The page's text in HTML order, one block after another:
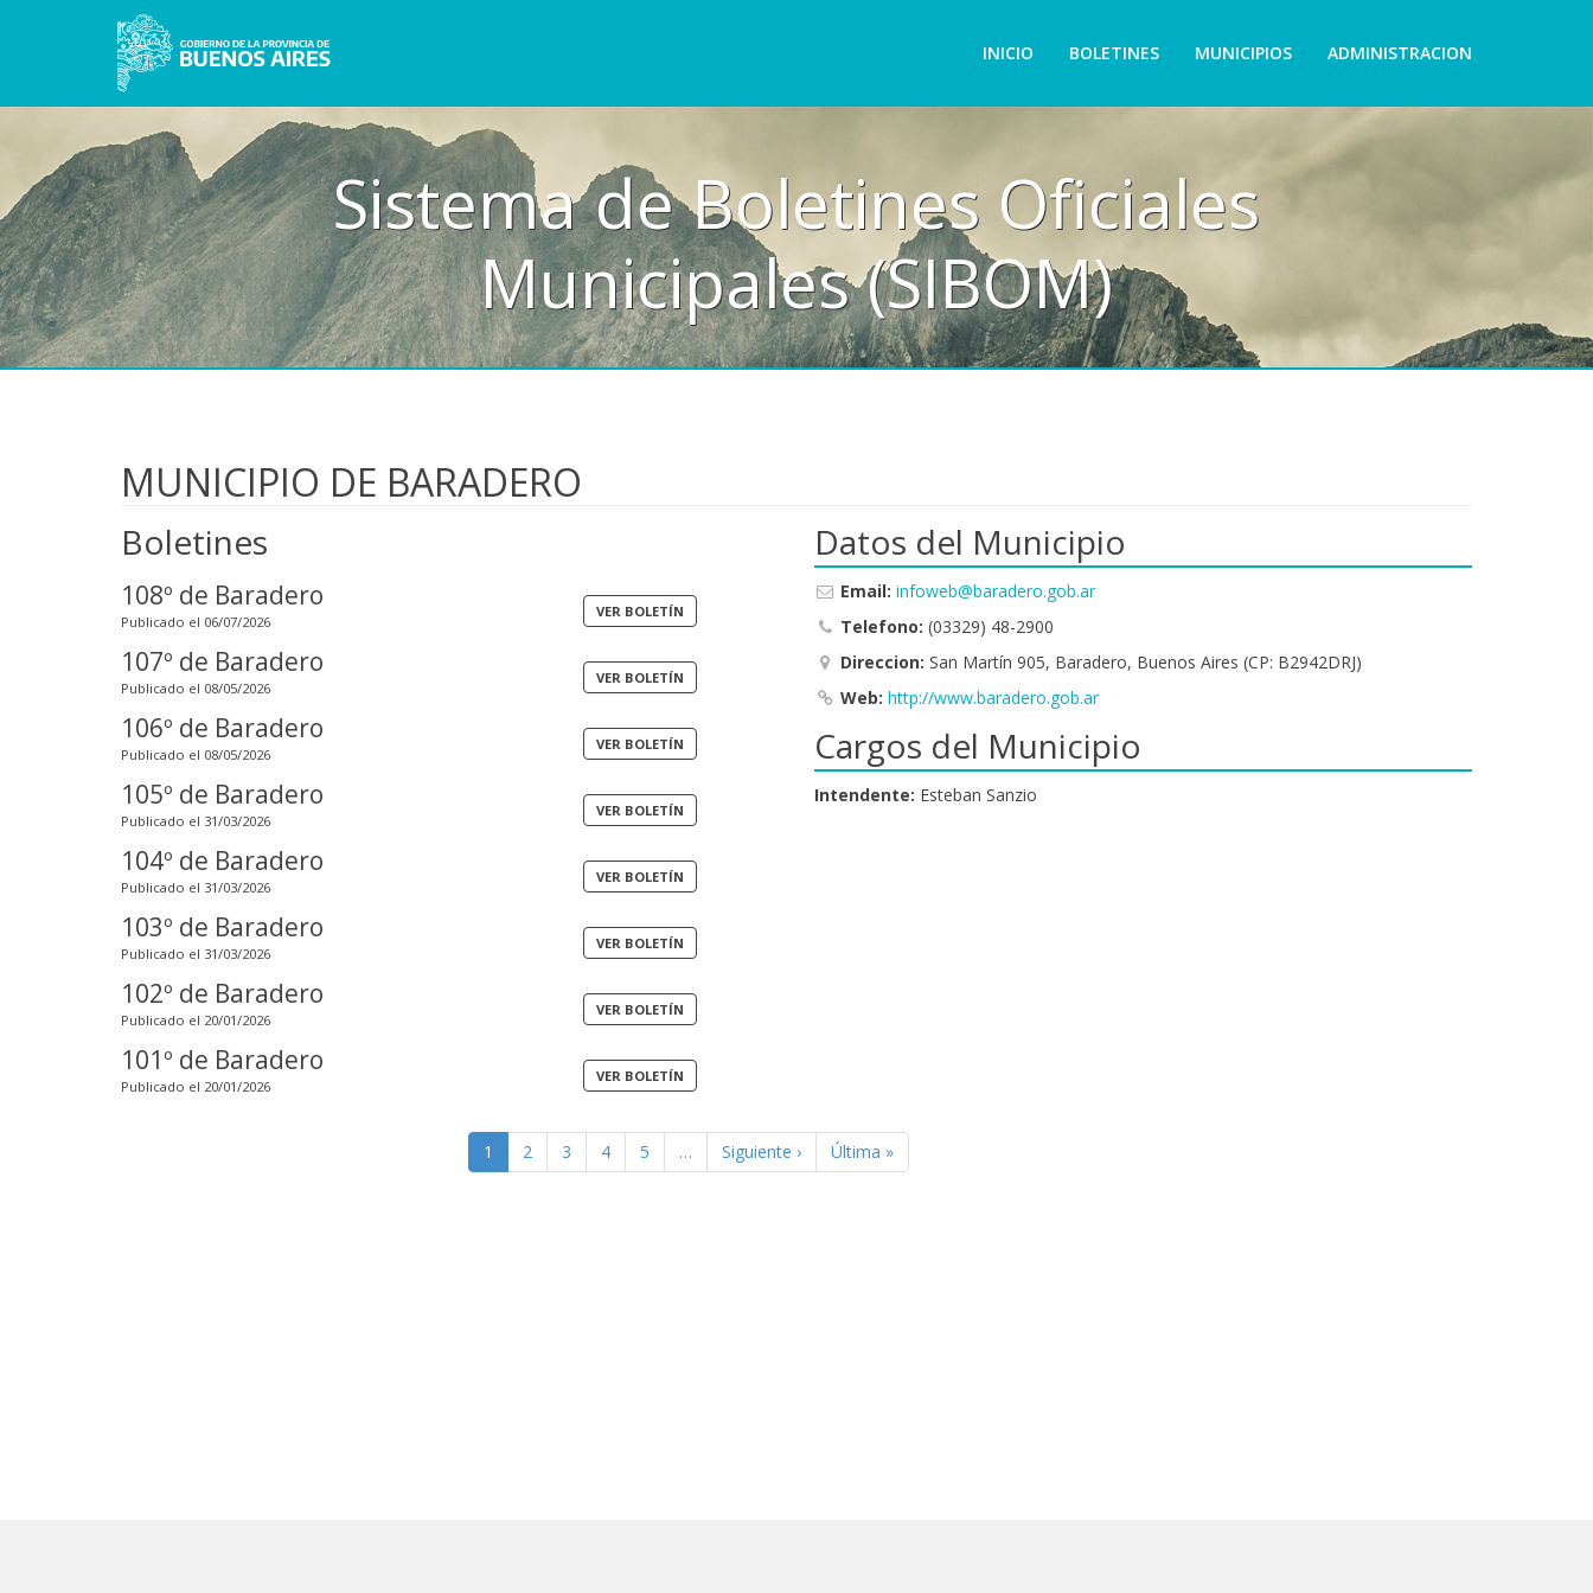
INICIO BOLETINES MUNICIPIOS ADMINISTRACION
Sistema de Boletines Oficiales
Municipales (SIBOM)
MUNICIPIO DE BARADERO
Boletines
108º de Baradero
Publicado el 06/07/2026
107º de Baradero
Publicado el 08/05/2026
106º de Baradero
Publicado el 08/05/2026
105º de Baradero
Publicado el 31/03/2026
104º de Baradero
Publicado el 31/03/2026
103º de Baradero
Publicado el 31/03/2026
102º de Baradero
Publicado el 20/01/2026
101º de Baradero
Publicado el 20/01/2026
Datos del Municipio
Email: infoweb@baradero.gob.ar
Telefono: (03329) 48-2900
Direccion: San Martín 905, Baradero, Buenos Aires (CP: B2942DRJ)
Web: http://www.baradero.gob.ar
Cargos del Municipio
Intendente: Esteban Sanzio
1 2 3 4 5 … Siguiente › Última »